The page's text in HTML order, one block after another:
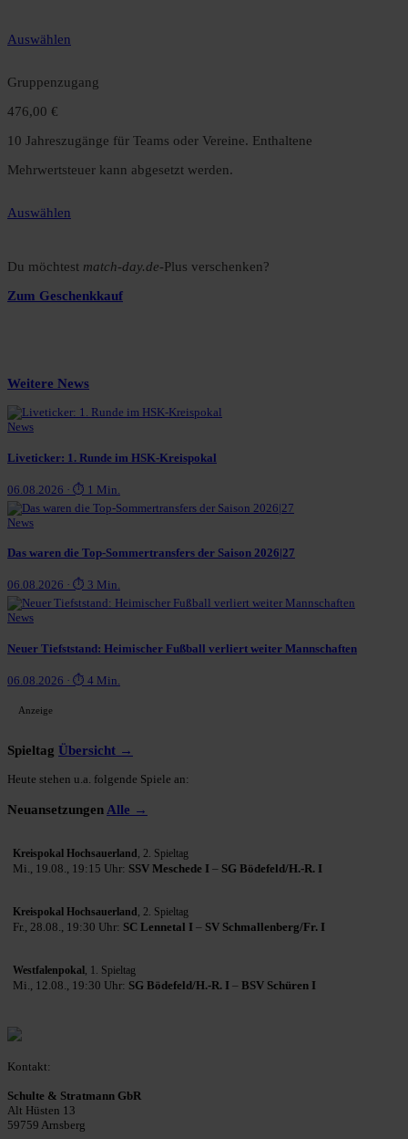
Auswählen
Gruppenzugang
476,00 €
10 Jahreszugänge für Teams oder Vereine. Enthaltene
Mehrwertsteuer kann abgesetzt werden.
Auswählen
Du möchtest match-day.de-Plus verschenken?
Zum Geschenkkauf
Weitere News
News
Liveticker: 1. Runde im HSK-Kreispokal
06.08.2026 · ⏱ 1 Min.
News
Das waren die Top-Sommertransfers der Saison 2026|27
06.08.2026 · ⏱ 3 Min.
News
Neuer Tiefststand: Heimischer Fußball verliert weiter Mannschaften
06.08.2026 · ⏱ 4 Min.
Anzeige
Spieltag Übersicht →
Heute stehen u.a. folgende Spiele an:
Neuansetzungen Alle →
Kreispokal Hochsauerland , 2. Spieltag
Mi., 19.08., 19:15 Uhr: SSV Meschede I – SG Bödefeld/H.-R. I
Kreispokal Hochsauerland , 2. Spieltag
Fr., 28.08., 19:30 Uhr: SC Lennetal I – SV Schmallenberg/Fr. I
Westfalenpokal , 1. Spieltag
Mi., 12.08., 19:30 Uhr: SG Bödefeld/H.-R. I – BSV Schüren I
Kontakt:
Schulte & Stratmann GbR
Alt Hüsten 13
59759 Arnsberg